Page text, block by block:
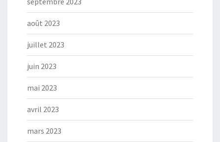
août 2023
juillet 2023
juin 2023
mai 2023
avril 2023
mars 2023